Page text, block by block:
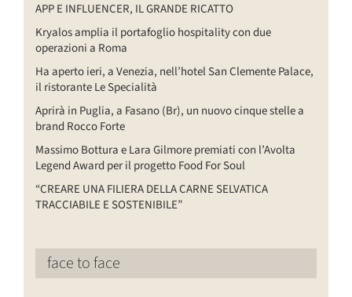
APP E INFLUENCER, IL GRANDE RICATTO
Kryalos amplia il portafoglio hospitality con due
operazioni a Roma
Ha aperto ieri, a Venezia, nell’hotel San Clemente Palace,
il ristorante Le Specialità
Aprirà in Puglia, a Fasano (Br), un nuovo cinque stelle a
brand Rocco Forte
Massimo Bottura e Lara Gilmore premiati con l’Avolta
Legend Award per il progetto Food For Soul
“CREARE UNA FILIERA DELLA CARNE SELVATICA
TRACCIABILE E SOSTENIBILE”
face to face